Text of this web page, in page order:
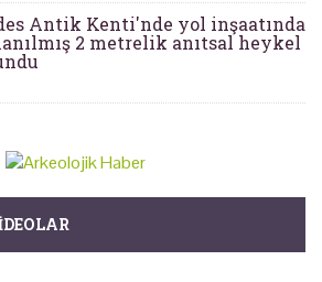
Antik Kenti'nde yol inşaatında
2 metrelik anıtsal heykel